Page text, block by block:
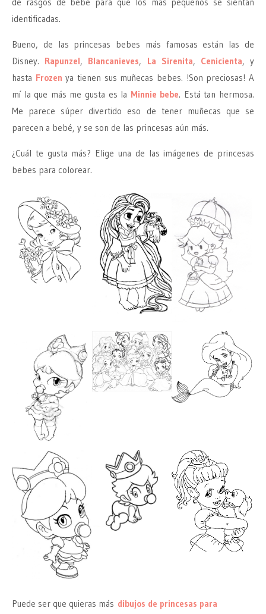
identificadas.
Bueno, de las princesas bebes más famosas están las de
Disney. Rapunzel, Blancanieves, La Sirenita, Cenicienta, y
hasta Frozen ya tienen sus muñecas bebes. !Son preciosas! A
mí la que más me gusta es la Minnie bebe. Está tan hermosa.
Me parece súper divertido eso de tener muñecas que se
parecen a bebé, y se son de las princesas aún más.
¿Cuál te gusta más? Elige una de las imágenes de princesas
bebes para colorear.
Puede ser que quieras más dibujos de princesas para